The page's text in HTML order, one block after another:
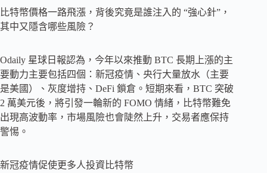
比特幣價格一路飛漲，背後究竟是誰注入的 “強心針”，
其中又隱含哪些風險？
Odaily 星球日報認為，今年以來推動 BTC 長期上漲的主
要動力主要包括四個：新冠疫情、央行大量放水（主要
是美國）、灰度增持、DeFi 鎖倉。短期來看，BTC 突破
2 萬美元後，將引發一輪新的 FOMO 情緒，比特幣難免
出現高波動率，市場風險也會陡然上升，交易者應保持
警惕。
新冠疫情促使更多人投資比特幣